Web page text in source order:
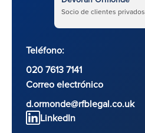
Socio de clientes privados
Teléfono:
020 7613 7141
Correo electrónico
d.ormonde@rfblegal.co.uk
LinkedIn